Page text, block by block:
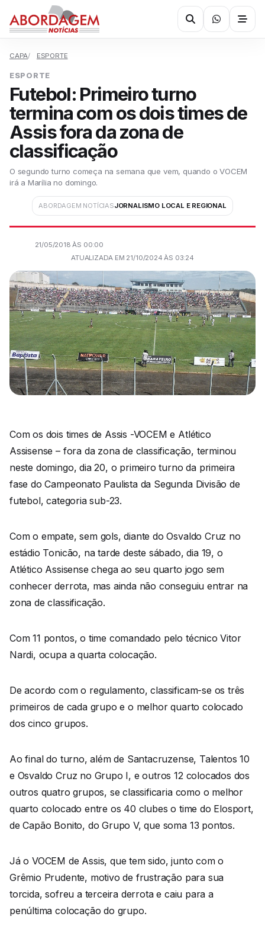
CAPA ESPORTE
ESPORTE
Futebol: Primeiro turno
termina com os dois times de
Assis fora da zona de
classificação
O segundo turno começa na semana que vem, quando o VOCEM
irá a Marília no domingo.
ABORDAGEM NOTÍCIASJORNALISMO LOCAL E REGIONAL
21/05/2018 ÀS 00:00
ATUALIZADA EM 21/10/2024 ÀS 03:24
Com os dois times de Assis -VOCEM e Atlético
Assisense – fora da zona de classificação, terminou
neste domingo, dia 20, o primeiro turno da primeira
fase do Campeonato Paulista da Segunda Divisão de
futebol, categoria sub-23.
Com o empate, sem gols, diante do Osvaldo Cruz no
estádio Tonicão, na tarde deste sábado, dia 19, o
Atlético Assisense chega ao seu quarto jogo sem
conhecer derrota, mas ainda não conseguiu entrar na
zona de classificação.
Com 11 pontos, o time comandado pelo técnico Vitor
Nardi, ocupa a quarta colocação.
De acordo com o regulamento, classificam-se os três
primeiros de cada grupo e o melhor quarto colocado
dos cinco grupos.
Ao final do turno, além de Santacruzense, Talentos 10
e Osvaldo Cruz no Grupo I, e outros 12 colocados dos
outros quatro grupos, se classificaria como o melhor
quarto colocado entre os 40 clubes o time do Elosport,
de Capão Bonito, do Grupo V, que soma 13 pontos.
Já o VOCEM de Assis, que tem sido, junto com o
Grêmio Prudente, motivo de frustração para sua
torcida, sofreu a terceira derrota e caiu para a
penúltima colocação do grupo.